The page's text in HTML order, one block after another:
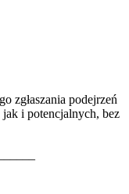
zgłaszania podejrzeń
jak i potencjalnych, bez